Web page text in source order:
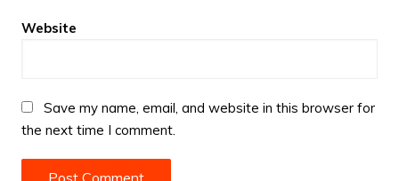
Website
Save my name, email, and website in this browser for
the next time I comment.